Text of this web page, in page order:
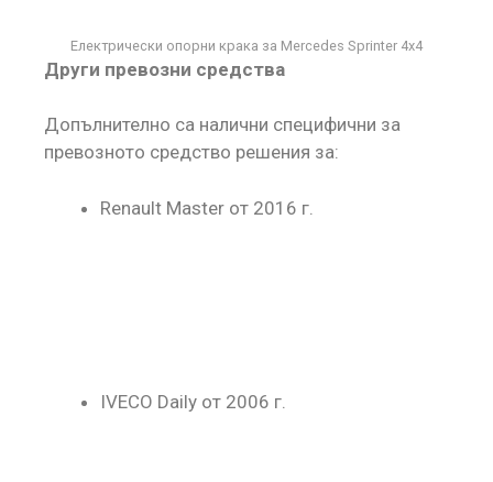
Електрически опорни крака за Mercedes Sprinter 4x4
Други превозни средства
Допълнително са налични специфични за
превозното средство решения за:
Renault Master от 2016 г.
IVECO Daily от 2006 г.